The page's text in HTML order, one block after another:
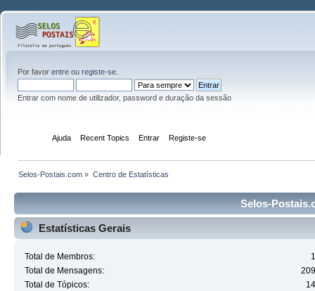
Por favor entre ou registe-se
Entrar com nome de utilizador, password e duração da sessão
Ajuda Recent Topics Entrar Registe-se
Selos-Postais.com » Centro de Estatísticas
Selos-
Estatísticas Gerais
Total de Membros:
Total de Mensagens:
Total de Tópicos: